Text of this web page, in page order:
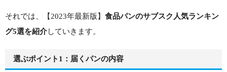
それでは、【2023年最新版】 食品パンのサブスク人気ランキン
グ5選を紹介していきます。
選ぶポイント1：届くパンの内容